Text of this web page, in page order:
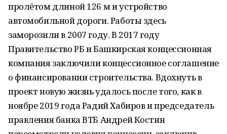
пролётом длиной 126 м и устройство
автомобильной дороги. Работы здесь
заморозили в 2007 году. В 2017 году
Правительство РБ и Башкирская концессионная
компания заключили концессионное соглашение
о финансировании строительства. Вдохнуть в
проект новую жизнь удалось после того, как в
ноябре 2019 года Радий Хабиров и председатель
правления банка ВТБ Андрей Костин